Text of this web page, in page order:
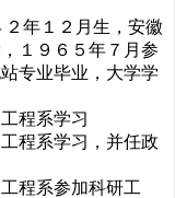
年１２月生，安徽
１９６５年７月参
专业毕业，大学学
程系学习
程系学习，并任政
程系参加科研工